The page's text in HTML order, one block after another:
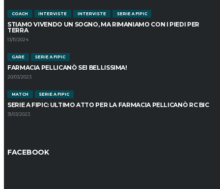
COACH INTERVISTE INTERVISTE SERIE A FIPIC
STIAMO VIVENDO UN SOGNO, MA RIMANIAMO CON I PIEDI PER
TERRA
13/11/2024
GARE SERIE A FIPIC
FARMACIA PELLICANÒ SEI BELLISSIMA!
20/03/2023
MATCH SERIE A FIPIC
SERIE A FIPIC: ULTIMO ATTO PER LA FARMACIA PELLICANÒ RC BIC
31/03/2023
FACEBOOK